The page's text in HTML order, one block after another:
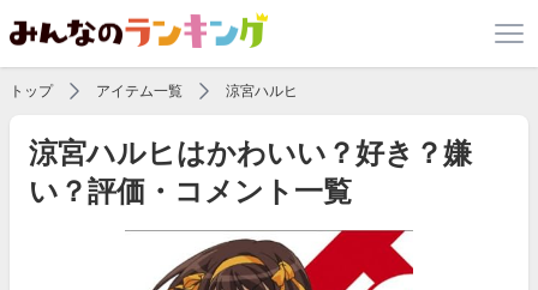
トップ アイテム一覧 涼宮ハルヒ
涼宮ハルヒはかわいい？好き？嫌
い？評価・コメント一覧